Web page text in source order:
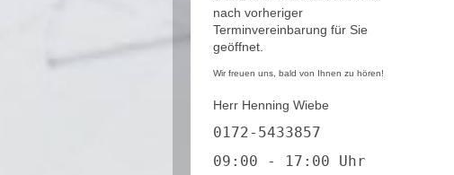
nach vorheriger
Terminvereinbarung für Sie
geöffnet.
Wir freuen uns, bald von Ihnen zu hören!
Herr Henning Wiebe
0172-5433857
09:00 - 17:00 Uhr